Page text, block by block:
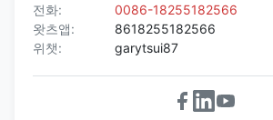
전화:
0086-18255182566
왓츠앱:
8618255182566
위챗:
garytsui87